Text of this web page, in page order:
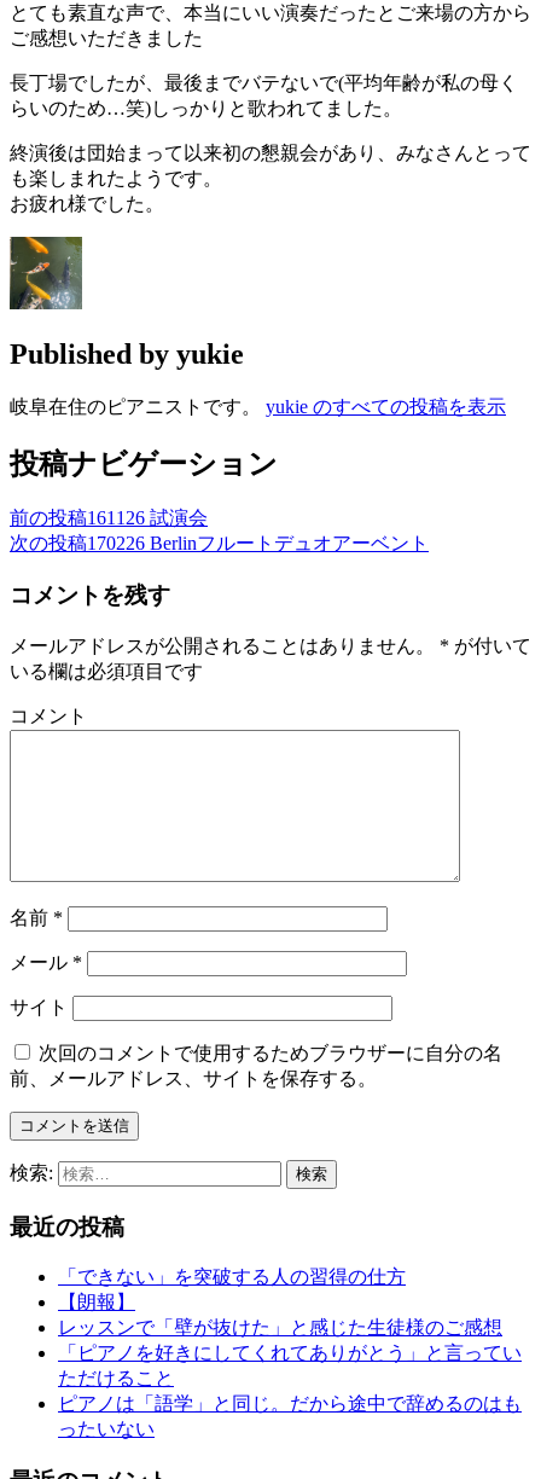
とても素直な声で、本当にいい演奏だったとご来場の方から
ご感想いただきました
長丁場でしたが、最後までバテないで(平均年齢が私の母く
らいのため…笑)しっかりと歌われてました。
終演後は団始まって以来初の懇親会があり、みなさんとって
も楽しまれたようです。
お疲れ様でした。
Published by yukie
岐阜在住のピアニストです。 yukie のすべての投稿を表示
投稿ナビゲーション
前の投稿161126 試演会
次の投稿170226 Berlinフルートデュオアーベント
コメントを残す
メールアドレスが公開されることはありません。 * が付いて
いる欄は必須項目です
コメント
名前 *
メール *
サイト
次回のコメントで使用するためブラウザーに自分の名
前、メールアドレス、サイトを保存する。
検索:
最近の投稿
「できない」を突破する人の習得の仕方
【朗報】
レッスンで「壁が抜けた」と感じた生徒様のご感想
「ピアノを好きにしてくれてありがとう」と言ってい
ただけること
ピアノは「語学」と同じ。だから途中で辞めるのはも
ったいない